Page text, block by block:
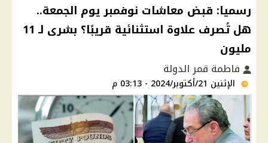
رسميا: قبض معاشات نوفمبر يوم الجمعة..
هل تُصرف علاوة استثنائية قريبًا؟ بشرى لـ 11
مليون
فاطمة قمر الدولة
الإثنين 21/أكتوبر/2024 - 03:13 م